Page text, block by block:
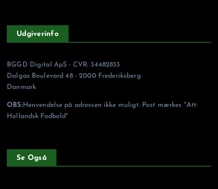
Udgiverinfo
BGGD Digital ApS - CVR: 34482853
Dalgas Boulevard 48 - 2000 Frederiksberg
Danmark
OBS: Henvendelse på adressen ikke muligt. Post mærkes "Att:
Hollandsk Fodbold"
Se Også